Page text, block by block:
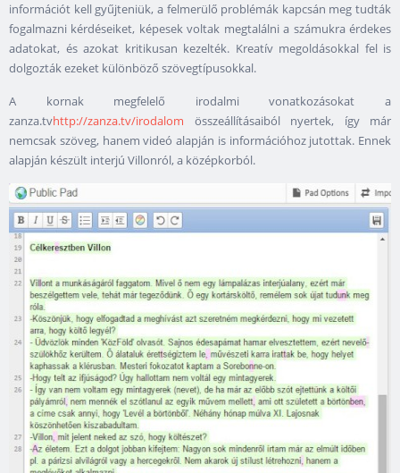
információt kell gyűjteniük, a felmerülő problémák kapcsán meg tudták
fogalmazni kérdéseiket, képesek voltak megtalálni a számukra érdekes
adatokat, és azokat kritikusan kezelték. Kreatív megoldásokkal fel is
dolgozták ezeket különböző szövegtípusokkal.
A kornak megfelelő irodalmi vonatkozásokat a
zanza.tvhttp://zanza.tv/irodalom összeállításaiból nyertek, így már
nemcsak szöveg, hanem videó alapján is információhoz jutottak. Ennek
alapján készült interjú Villonról, a középkorból.